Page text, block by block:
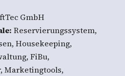
GmbH
Reservierungssystem,
Housekeeping,
FiBu,
Marketingtools,